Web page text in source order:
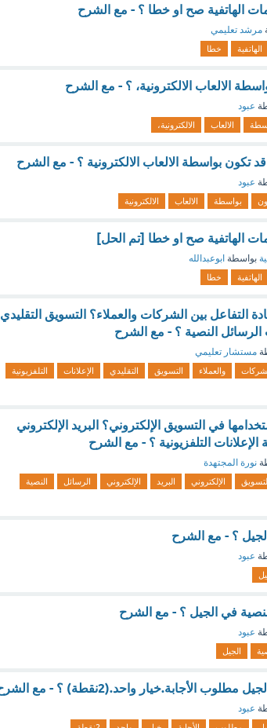
الهاتفية صح او خطا ؟ - مع الشرح
مرشد تعليمي
الهاتفية خطا
الالعاب الالكترونية، ؟ - مع الشرح
عبود
الالعاب الالكترونية،
تكون بواسطة الالعاب الالكترونية ؟ - مع الشرح
عبود
بواسطة الالعاب الالكترونية
الهاتفية صح او خطا [تم الحل]
بواسطة ابوعبدالله
الهاتفية خطا
التفاعل بين الشركات والعملاء؟ التسويق التقليدي
الرسائل النصية ؟ - مع الشرح
مستشار تعليمي
والعملاء التسويق التقليدي الإعلانات
التلفزيونية
في التسويق الإلكتروني؟ البريد الإلكتروني
التلفزيونية ؟ - مع الشرح
نورة المجتهدة
الإلكتروني البريد الإلكتروني الرسائل
النصية
؟ - مع الشرح
عبود
في الجيل ؟ - مع الشرح
عبود
الجيل
واحد.(2نقطة) ؟ - مع الشرح
عبود